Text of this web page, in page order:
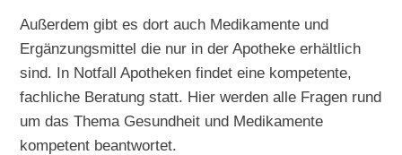
Außerdem gibt es dort auch Medikamente und
Ergänzungsmittel die nur in der Apotheke erhältlich
sind. In Notfall Apotheken findet eine kompetente,
fachliche Beratung statt. Hier werden alle Fragen rund
um das Thema Gesundheit und Medikamente
kompetent beantwortet.